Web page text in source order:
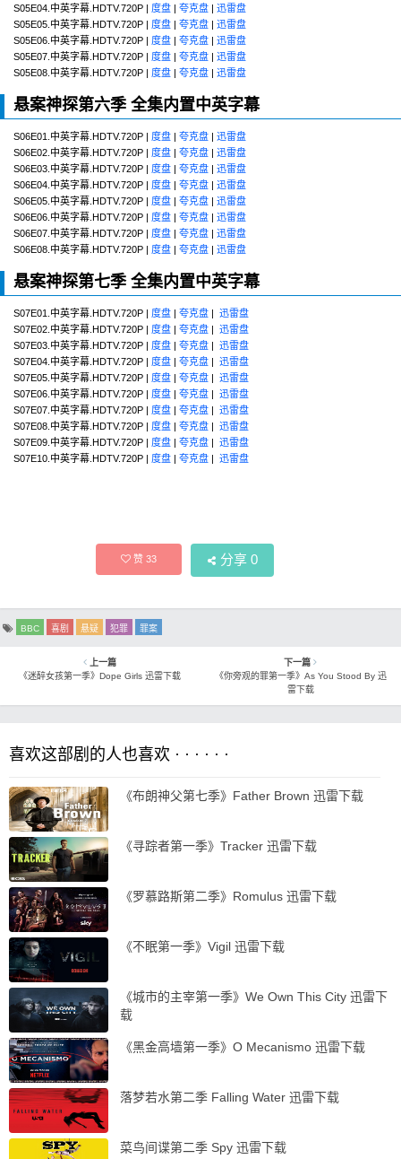
S05E04.中英字幕.HDTV.720P | 度盘 | 夸克盘 | 迅雷盘
S05E05.中英字幕.HDTV.720P | 度盘 | 夸克盘 | 迅雷盘
S05E06.中英字幕.HDTV.720P | 度盘 | 夸克盘 | 迅雷盘
S05E07.中英字幕.HDTV.720P | 度盘 | 夸克盘 | 迅雷盘
S05E08.中英字幕.HDTV.720P | 度盘 | 夸克盘 | 迅雷盘
悬案神探第六季 全集内置中英字幕
S06E01.中英字幕.HDTV.720P | 度盘 | 夸克盘 | 迅雷盘
S06E02.中英字幕.HDTV.720P | 度盘 | 夸克盘 | 迅雷盘
S06E03.中英字幕.HDTV.720P | 度盘 | 夸克盘 | 迅雷盘
S06E04.中英字幕.HDTV.720P | 度盘 | 夸克盘 | 迅雷盘
S06E05.中英字幕.HDTV.720P | 度盘 | 夸克盘 | 迅雷盘
S06E06.中英字幕.HDTV.720P | 度盘 | 夸克盘 | 迅雷盘
S06E07.中英字幕.HDTV.720P | 度盘 | 夸克盘 | 迅雷盘
S06E08.中英字幕.HDTV.720P | 度盘 | 夸克盘 | 迅雷盘
悬案神探第七季 全集内置中英字幕
S07E01.中英字幕.HDTV.720P | 度盘 | 夸克盘 | 迅雷盘
S07E02.中英字幕.HDTV.720P | 度盘 | 夸克盘 | 迅雷盘
S07E03.中英字幕.HDTV.720P | 度盘 | 夸克盘 | 迅雷盘
S07E04.中英字幕.HDTV.720P | 度盘 | 夸克盘 | 迅雷盘
S07E05.中英字幕.HDTV.720P | 度盘 | 夸克盘 | 迅雷盘
S07E06.中英字幕.HDTV.720P | 度盘 | 夸克盘 | 迅雷盘
S07E07.中英字幕.HDTV.720P | 度盘 | 夸克盘 | 迅雷盘
S07E08.中英字幕.HDTV.720P | 度盘 | 夸克盘 | 迅雷盘
S07E09.中英字幕.HDTV.720P | 度盘 | 夸克盘 | 迅雷盘
S07E10.中英字幕.HDTV.720P | 度盘 | 夸克盘 | 迅雷盘
赞33 分享 0
BBC 喜剧 悬疑 犯罪 罪案
上一篇
《迷醉女孩第一季》Dope Girls 迅雷下载
下一篇
《你旁观的罪第一季》As You Stood By 迅
雷下载
喜欢这部剧的人也喜欢 · · · · · ·
《布朗神父第七季》Father Brown 迅雷下载
《寻踪者第一季》Tracker 迅雷下载
《罗慕路斯第二季》Romulus 迅雷下载
《不眠第一季》Vigil 迅雷下载
《城市的主宰第一季》We Own This City 迅雷下
载
《黑金高墙第一季》O Mecanismo 迅雷下载
落梦若水第二季 Falling Water 迅雷下载
菜鸟间谍第二季 Spy 迅雷下载